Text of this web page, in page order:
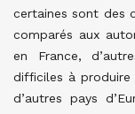
certaines sont des
comparés aux
en France,
difficiles à produire
d’autres pays